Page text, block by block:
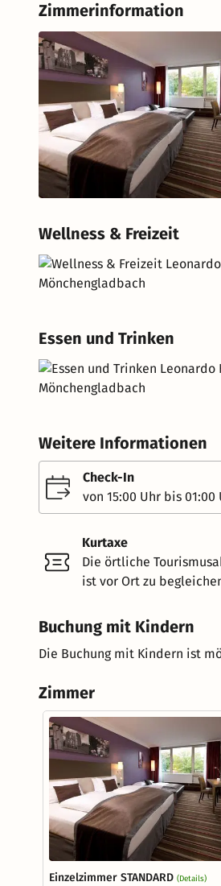
Zimmerinformation
Wellness & Freizeit
Essen und Trinken
Weitere Informationen
Check-In
von 15:00 Uhr bis 01:00
Kurtaxe
Die örtliche
ist vor Ort zu
Buchung mit Kindern
Die Buchung mit Kindern ist
Zimmer
Einzelzimmer STANDARD (Details)